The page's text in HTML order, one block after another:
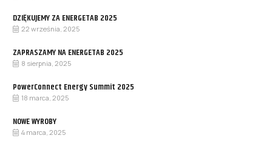
DZIĘKUJEMY ZA ENERGETAB 2025
22 września, 2025
ZAPRASZAMY NA ENERGETAB 2025
8 sierpnia, 2025
PowerConnect Energy Summit 2025
18 marca, 2025
NOWE WYROBY
4 marca, 2025